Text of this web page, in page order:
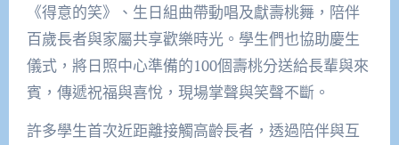
《得意的笑》、生日組曲帶動唱及獻壽桃舞，陪伴
百歲長者與家屬共享歡樂時光。學生們也協助慶生
儀式，將日照中心準備的100個壽桃分送給長輩與來
賓，傳遞祝福與喜悅，現場掌聲與笑聲不斷。
許多學生首次近距離接觸高齡長者，透過陪伴與互